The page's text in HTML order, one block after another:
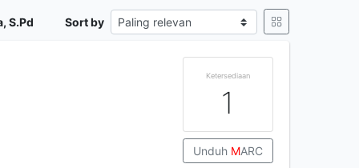
S.Pd Sort by
Ketersediaan
1
Unduh MARC